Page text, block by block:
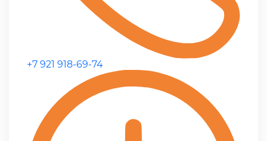
+7 921 918-69-74